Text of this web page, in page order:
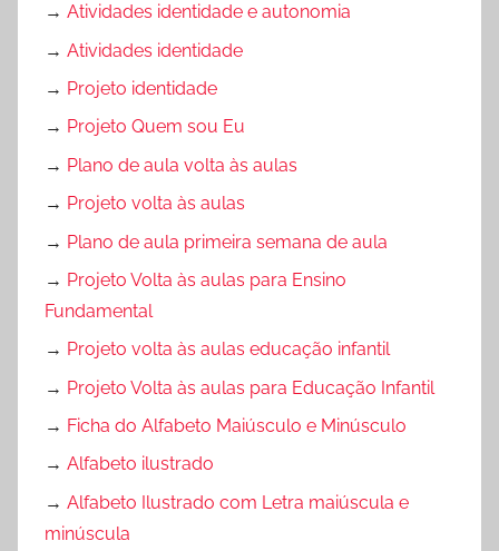
→ Atividades identidade e autonomia
→ Atividades identidade
→ Projeto identidade
→ Projeto Quem sou Eu
→ Plano de aula volta às aulas
→ Projeto volta às aulas
→ Plano de aula primeira semana de aula
→ Projeto Volta às aulas para Ensino
Fundamental
→ Projeto volta às aulas educação infantil
→ Projeto Volta às aulas para Educação Infantil
→ Ficha do Alfabeto Maiúsculo e Minúsculo
→ Alfabeto ilustrado
→ Alfabeto Ilustrado com Letra maiúscula e
minúscula